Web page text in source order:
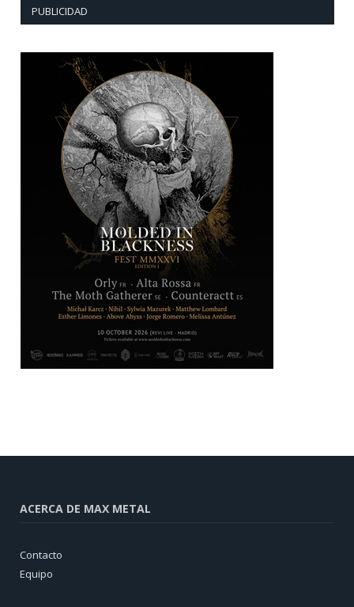
PUBLICIDAD
ACERCA DE MAX METAL
Contacto
Equipo